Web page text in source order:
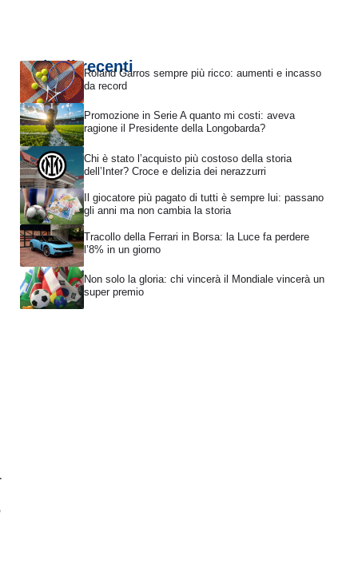
Articoli recentiRoland Garros sempre più ricco: aumenti e incasso
da record
Promozione in Serie A quanto mi costi: aveva
ragione il Presidente della Longobarda?
Chi è stato l’acquisto più costoso della storia
dell’Inter? Croce e delizia dei nerazzurri
Il giocatore più pagato di tutti è sempre lui: passano
gli anni ma non cambia la storia
Tracollo della Ferrari in Borsa: la Luce fa perdere
l’8% in un giorno
Non solo la gloria: chi vincerà il Mondiale vincerà un
super premio